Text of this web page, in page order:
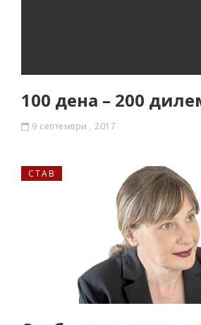
100 дена – 200
9 септември , 2017
СТАВ